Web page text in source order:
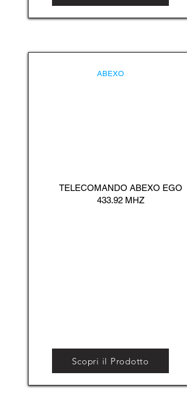
ABEXO
TELECOMANDO ABEXO EGO
433.92 MHZ
Scopri il Prodotto